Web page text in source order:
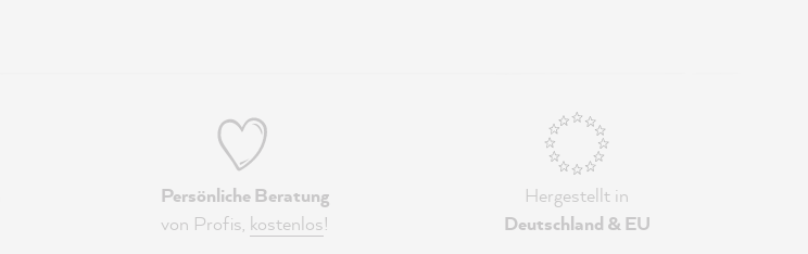
Persönliche Beratung
von Profis, kostenlos!
Hergestellt in
Deutschland & EU